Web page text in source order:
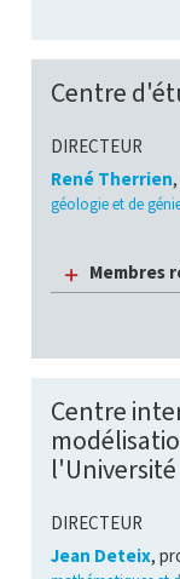
Centre
DIRECTEUR
René Therrien
géologie et de
Membres
Centre
l'Université
DIRECTEUR
Jean Deteix,